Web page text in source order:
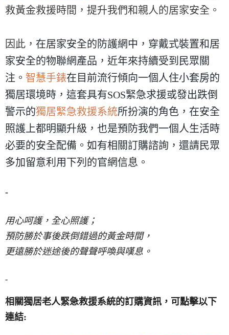
救黃金救援時間，提升我們和親人的居家安全。
因此， 在居家安全的防護網中，穿戴式裝置和居
家安全的物聯網產品，近年來持續受到民眾關
注。 智慧手錶在目前流行傾向一個人住小套房的
獨居環境時，這套具有SOS緊急求援或發出跌倒
警示的獨居緊急救援系統所扮演的角色，在安全
照護上都明顯升級，也是預防我們一個人生活時
必要的安全配備。如有相關訂購諮詢，還請民眾
多加留意利用下列的官網信息。
-
用心呵護，全心照護；
預防勝於事後跌倒錯過的黃金時間，
更遠勝於迷途後的聲聲呼喚與嘆息。
-
相關獨居老人緊急救援系統的訂購資訊，可點擊以下
連結: